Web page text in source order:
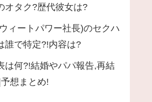
オタク?歴代彼女は?
ィートパワー社長)のセクハ
誰で特定?!内容は?
は何?!結婚やパパ報告,再結
想まとめ!